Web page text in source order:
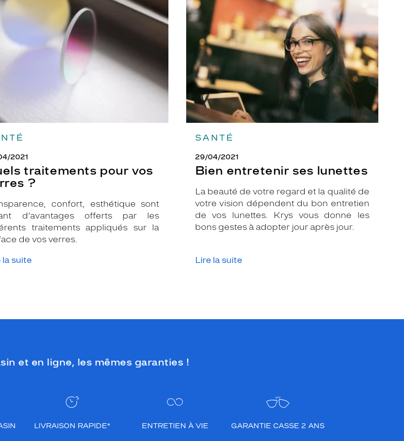
2021
traitements pour vos
?
confort, esthétique sont
d’avantages offerts par les
traitements appliqués sur la
de vos verres.
la suite
SANTÉ
29/04/2021
Bien entretenir ses lunettes
La beauté de votre regard et la qualité de
votre vision dépendent du bon entretien
de vos lunettes. Krys vous donne les
bons gestes à adopter jour après jour.
Lire la suite
entretenir
ses
lunettes
et en ligne, les mêmes garanties !
LIVRAISON RAPIDE* ENTRETIEN À VIE GARANTIE CASSE 2 ANS